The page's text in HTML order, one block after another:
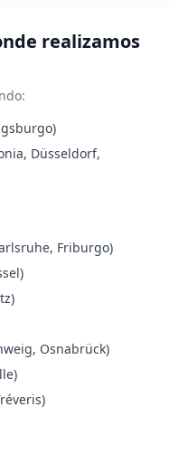
realizamos
Düsseldorf,
Friburgo)
Osnabrück)